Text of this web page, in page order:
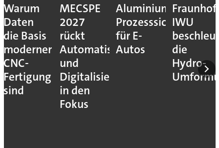
Warum
Daten
die Basis
moderner
CNC-
Fertigung
sind
MECSPE
2027
rückt
Automatisierung
und
Digitalisierung
in den
Fokus
Prozesssicher
für E-
Autos
IWU
die
Hydro-